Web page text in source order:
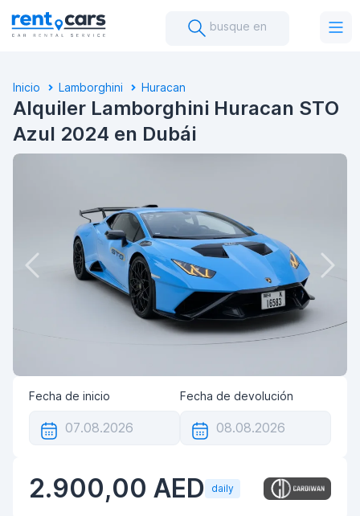
busque en
Inicio Lamborghini Huracan
Alquiler Lamborghini Huracan STO
Azul 2024 en Dubái
Fecha de inicio Fecha de devolución
2.900,00 AED daily